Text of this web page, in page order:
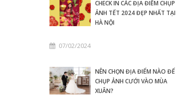
CHECK IN CÁC ĐỊA ĐIỂM CHỤP
ẢNH TẾT 2024 ĐẸP NHẤT TẠI
HÀ NỘI
07/02/2024
NÊN CHỌN ĐỊA ĐIỂM NÀO ĐỂ
CHỤP ẢNH CƯỚI VÀO MÙA
XUÂN?